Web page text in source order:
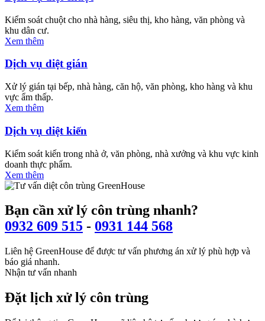
Kiểm soát chuột cho nhà hàng, siêu thị, kho hàng, văn phòng và
khu dân cư.
Xem thêm
Dịch vụ diệt gián
Xử lý gián tại bếp, nhà hàng, căn hộ, văn phòng, kho hàng và khu
vực ẩm thấp.
Xem thêm
Dịch vụ diệt kiến
Kiểm soát kiến trong nhà ở, văn phòng, nhà xưởng và khu vực kinh
doanh thực phẩm.
Xem thêm
Bạn cần xử lý côn trùng nhanh?
0932 609 515 - 0931 144 568
Liên hệ GreenHouse để được tư vấn phương án xử lý phù hợp và
báo giá nhanh.
Nhận tư vấn nhanh
Đặt lịch xử lý côn trùng